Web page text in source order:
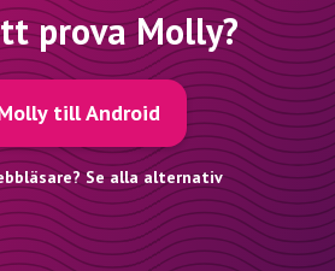
prova Molly?
till Android
Se alla alternativ